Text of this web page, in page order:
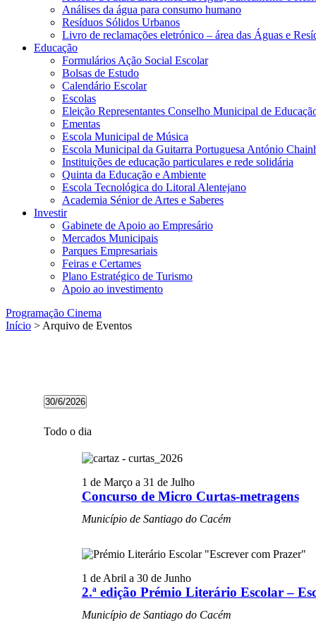
Análises da água para consumo humano
Resíduos Sólidos Urbanos
Livro de reclamações eletrónico – área das Águas e
Educação
Formulários Ação Social Escolar
Bolsas de Estudo
Calendário Escolar
Escolas
Eleição Representantes Conselho Municipal de
Ementas
Escola Municipal de Música
Escola Municipal da Guitarra Portuguesa António
Instituições de educação particulares e rede solidária
Quinta da Educação e Ambiente
Escola Tecnológica do Litoral Alentejano
Academia Sénior de Artes e Saberes
Investir
Gabinete de Apoio ao Empresário
Mercados Municipais
Parques Empresariais
Feiras e Certames
Plano Estratégico de Turismo
Apoio ao investimento
Programação Cinema
Início > Arquivo de Eventos
Eventos
for
30/06/2026
30/6/2026
a
data.
Todo o dia
Concurso de Micro Curtas-metragens
1 de Marçoa 31 de Julho
Município de Santiago do Cacém
2.ª edição Prémio Literário Escolar –
1 de Abril a 30 de Junho
Município de Santiago do Cacém